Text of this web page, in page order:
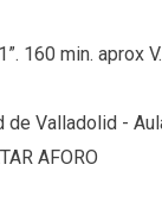
160 min. aprox
de Valladolid -
AFORO